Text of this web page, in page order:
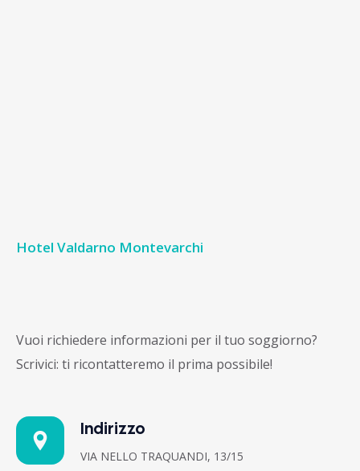
Hotel Valdarno Montevarchi
Vuoi richiedere informazioni per il tuo soggiorno?
Scrivici: ti ricontatteremo il prima possibile!
Indirizzo
VIA NELLO TRAQUANDI, 13/15